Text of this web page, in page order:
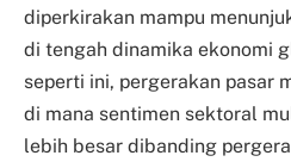
diperkirakan mampu
di tengah dinamika ekonomi
seperti ini, pergerakan pasar
di mana sentimen sektoral
lebih besar dibanding